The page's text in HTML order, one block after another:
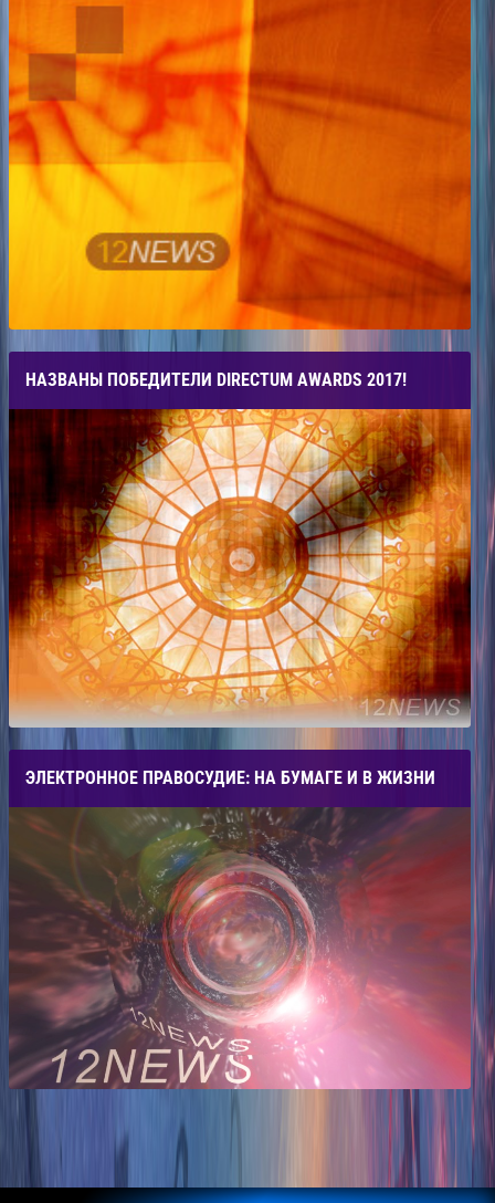
НАЗВАНЫ ПОБЕДИТЕЛИ DIRECTUM AWARDS 2017!
ЭЛЕКТРОННОЕ ПРАВОСУДИЕ: НА БУМАГЕ И В ЖИЗНИ